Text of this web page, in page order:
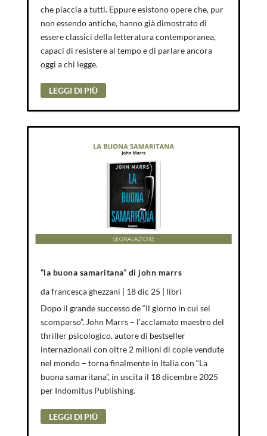
che piaccia a tutti. Eppure esistono opere che, pur
non essendo antiche, hanno già dimostrato di
essere classici della letteratura contemporanea,
capaci di resistere al tempo e di parlare ancora
oggi a chi legge.
LEGGI DI PIÙ
“la buona samaritana” di john marrs
dafrancesca ghezzani | 18 dic 25 | libri
Dopo il grande successo de “Il giorno in cui sei
scomparso”, John Marrs – l’acclamato maestro del
thriller psicologico, autore di bestseller
internazionali con oltre 2 milioni di copie vendute
nel mondo – torna finalmente in Italia con “La
buona samaritana”, in uscita il 18 dicembre 2025
per Indomitus Publishing.
LEGGI DI PIÙ